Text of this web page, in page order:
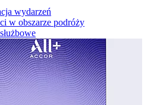
wydarzeń
w obszarze podróży